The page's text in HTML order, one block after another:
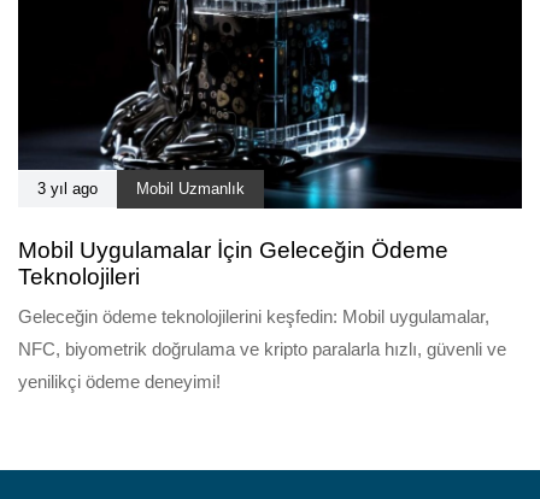
3 yıl ago Mobil Uzmanlık
Mobil Uygulamalar İçin Geleceğin Ödeme
Teknolojileri
Geleceğin ödeme teknolojilerini keşfedin: Mobil uygulamalar,
NFC, biyometrik doğrulama ve kripto paralarla hızlı, güvenli ve
yenilikçi ödeme deneyimi!